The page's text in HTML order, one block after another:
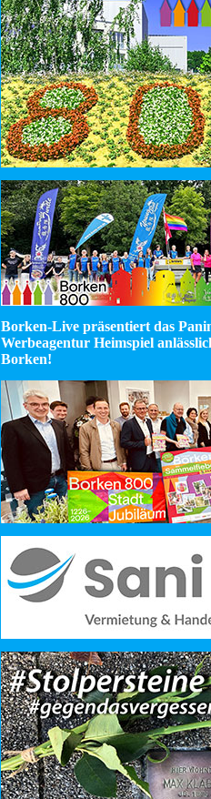
Borken-Live präsentiert das
Werbeagentur Heimspiel
Borken!